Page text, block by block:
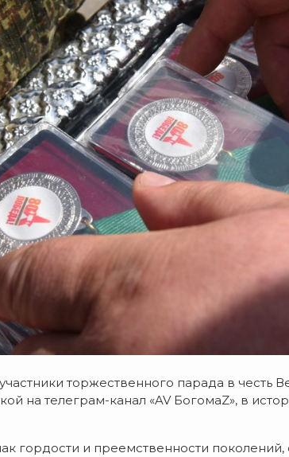
торжественного парада в честь
на телеграм-канал «AV БогомаZ», в
гордости и преемственности